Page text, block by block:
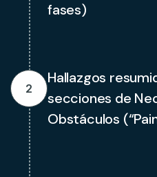
fases)
2
Hallazgos
secciones de
Obstáculos